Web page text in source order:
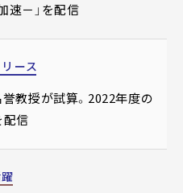
速－」を配信
ース
教授が試算。2022年度の
配信